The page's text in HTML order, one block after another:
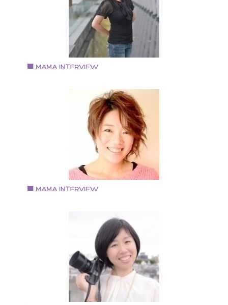
ピーインストラクター等資格保有 2018年 『Magie du
bonheur』を立ち上げ、女性をサポートするサービス、
ツールを提供
子育て研究会代表 子育て研究家
秋田県出身 ２児のママ 子育て研究会代表として活動
ご神託アーティスト・ボイスヒーラー
1979年生まれ 愛知県出身 大阪府在住 2003年名古
屋・岐阜を中心に音楽活動を開始。 2011年～13年
スヒーリングアカデミーを東京にて開校。
サンクチュアリ出版にてトークイベン
を開催。 2013年 出産のため活動を休止 2018年 ボ
スセラピストとして活動を再開 現在はカラオケパーテ